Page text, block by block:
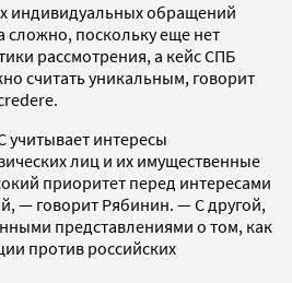
индивидуальных обращений
сложно, поскольку еще нет
рассмотрения, а кейс СПБ
считать уникальным, говорит
учитывает интересы
лиц и их имущественные
приоритет перед интересами
— говорит Рябинин. — С другой,
представлениями о том, как
против российских